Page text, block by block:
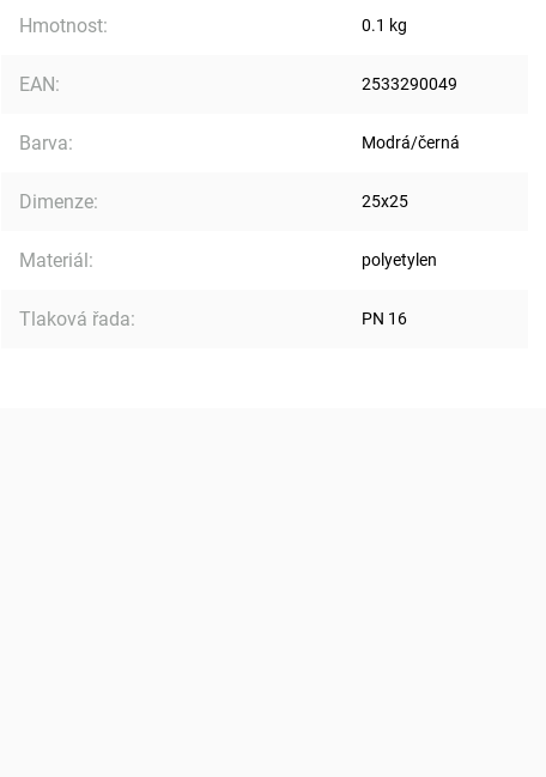
Hmotnost: 0.1 kg
EAN: 2533290049
Barva: Modrá/černá
Dimenze: 25x25
Materiál: polyetylen
Tlaková řada: PN 16